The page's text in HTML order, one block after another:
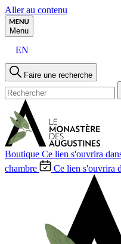
Aller au contenu
Menu
EN
Faire une recherche
Boutique Ce lien s'ouvrira
chambre
Ce lien s'ouvrira